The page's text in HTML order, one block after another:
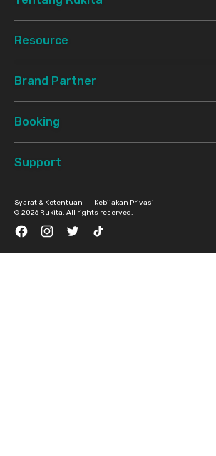
Resource
Brand Partner
Booking
Support
© 2026 Rukita. All rights reserved.
Syarat & Ketentuan Kebijakan Privasi
FacebookInstagramTwitter TikTok